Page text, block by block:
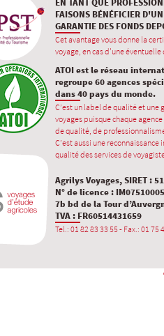
EN TANT QUE
FAISONS BÉNÉFICIER
GARANTIE DES FONDS
Cet avantage vous donne la
voyage, en cas d'une
ATOI est le réseau
regroupe 60 agences
dans 40 pays du monde.
C’est un label de qualité et
voyages puisque chaque
de qualité, de
C’est aussi une
qualité des services de
Agrilys Voyages, SIRET :
N° de licence :
7b bd de la Tour
TVA : FR60514431659
Tel.: 01 82 83 33 55 - Fax.: 01 75